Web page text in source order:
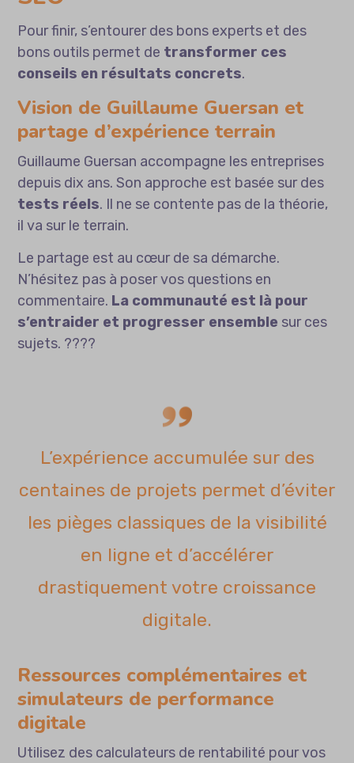
Pour finir, s’entourer des bons experts et des
bons outils permet de transformer ces
conseils en résultats concrets.
Vision de Guillaume Guersan et
partage d’expérience terrain
Guillaume Guersan accompagne les entreprises
depuis dix ans. Son approche est basée sur des
tests réels. Il ne se contente pas de la théorie,
il va sur le terrain.
Le partage est au cœur de sa démarche.
N’hésitez pas à poser vos questions en
commentaire. La communauté est là pour
s’entraider et progresser ensemble sur ces
sujets. ????
L’expérience accumulée sur des
centaines de projets permet d’éviter
les pièges classiques de la visibilité
en ligne et d’accélérer
drastiquement votre croissance
digitale.
Ressources complémentaires et
simulateurs de performance
digitale
Utilisez des calculateurs de rentabilité pour vos